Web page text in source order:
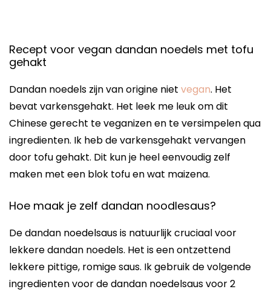
Recept voor vegan dandan noedels met tofu
gehakt
Dandan noedels zijn van origine niet vegan. Het
bevat varkensgehakt. Het leek me leuk om dit
Chinese gerecht te veganizen en te versimpelen qua
ingredienten. Ik heb de varkensgehakt vervangen
door tofu gehakt. Dit kun je heel eenvoudig zelf
maken met een blok tofu en wat maizena.
Hoe maak je zelf dandan noodlesaus?
De dandan noedelsaus is natuurlijk cruciaal voor
lekkere dandan noedels. Het is een ontzettend
lekkere pittige, romige saus. Ik gebruik de volgende
ingredienten voor de dandan noedelsaus voor 2